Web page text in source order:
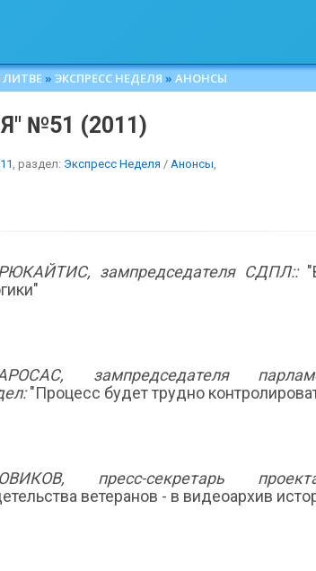
ЛИТВЕ » ЭКСПРЕСС НЕДЕЛЯ » АНОНСЫ
№51 (2011)
, раздел: Экспресс Неделя / Анонсы,
зампредседателя СДПЛ::
зампредседателя
"Процесс будет трудно
пресс-секретарь
ветеранов - в видеоархив